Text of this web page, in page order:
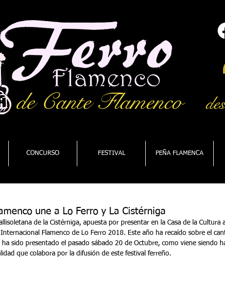
de Cante Flamenco
CONCURSO FESTIVAL PEÑA FLAMENCA
une a Lo Ferro y La Cistérniga
de la Cistérniga, apuesta por presentar en la Casa de la Cultura
Flamenco de Lo Ferro 2018. Este año ha recaído sobre el
sido presentado el pasado sábado 20 de Octubre, como viene siendo
que colabora por la difusión de este festival ferreño.